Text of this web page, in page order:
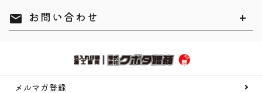
mail お問い合わせ
メルマガ登録